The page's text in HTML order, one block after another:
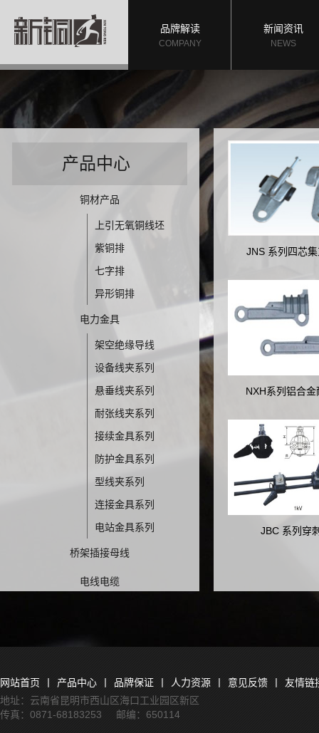
品牌解读
COMPANY
新闻资讯
NEWS
产品中心
铜材产品
上引无氧铜线坯
紫铜排
七字排
异形铜排
电力金具
架空绝缘导线
设备线夹系列
悬垂线夹系列
耐张线夹系列
接续金具系列
防护金具系列
型线夹系列
连接金具系列
电站金具系列
桥架插接母线
电线电缆
JNS 系列四芯
NXH系列铝合
JBC 系列穿
网站首页 产品中心 品牌保证 人力资源 意见反馈
友情链
地址：云南省昆明市西山区海口工业园区新区
传真：0871-68183253 邮编：650114